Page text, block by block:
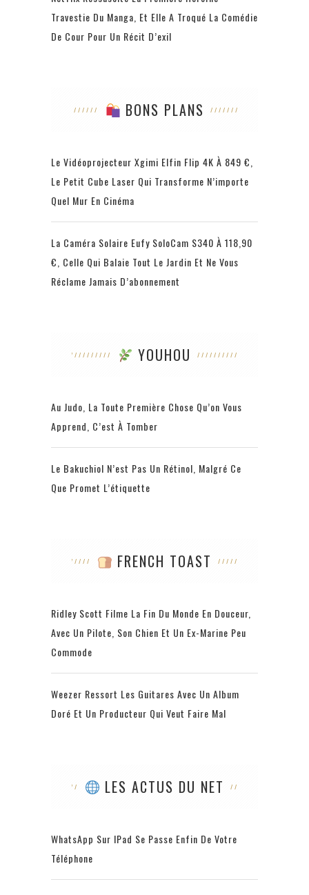
Travestie Du Manga, Et Elle A Troqué La Comédie
De Cour Pour Un Récit D’exil
BONS PLANS
Le Vidéoprojecteur Xgimi Elfin Flip 4K À 849 €,
Le Petit Cube Laser Qui Transforme N’importe
Quel Mur En Cinéma
La Caméra Solaire Eufy SoloCam S340 À 118,90
€, Celle Qui Balaie Tout Le Jardin Et Ne Vous
Réclame Jamais D’abonnement
YOUHOU
Au Judo, La Toute Première Chose Qu’on Vous
Apprend, C’est À Tomber
Le Bakuchiol N’est Pas Un Rétinol, Malgré Ce
Que Promet L’étiquette
FRENCH TOAST
Ridley Scott Filme La Fin Du Monde En Douceur,
Avec Un Pilote, Son Chien Et Un Ex-Marine Peu
Commode
Weezer Ressort Les Guitares Avec Un Album
Doré Et Un Producteur Qui Veut Faire Mal
LES ACTUS DU NET
WhatsApp Sur IPad Se Passe Enfin De Votre
Téléphone